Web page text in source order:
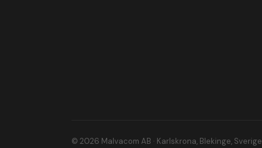
© 2026 Malvacom AB · Karlskrona, Blekinge, Sverige